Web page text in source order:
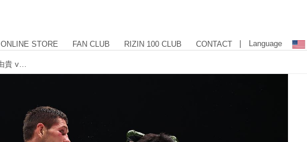
ONLINE STORE FAN CLUB RIZIN 100 CLUB CONTACT | Language